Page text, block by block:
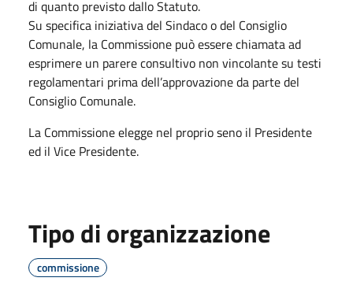
di quanto previsto dallo Statuto.
Su specifica iniziativa del Sindaco o del Consiglio
Comunale, la Commissione può essere chiamata ad
esprimere un parere consultivo non vincolante su testi
regolamentari prima dell’approvazione da parte del
Consiglio Comunale.
La Commissione elegge nel proprio seno il Presidente
ed il Vice Presidente.
Tipo di organizzazione
commissione